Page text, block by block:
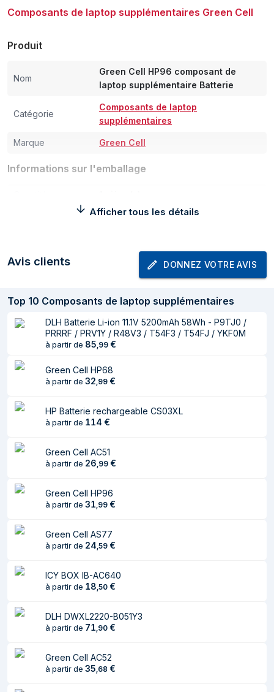
Composants de laptop supplémentaires Green Cell
Produit
Nom
Green Cell HP96 composant de
laptop supplémentaire Batterie
Catégorie
Composants de laptop
supplémentaires
Marque Green Cell
Informations sur l'emballage
Compatibilité de
Compatibilité ProBook 450 G3 455 G3 470 G3
Couleur du produit Noir
Certification CE
Batterie
Technologie
batterie
batterie
Tension des piles
Nombre de cellules
de batterie
4
Durabilité
durabilité
Afficher tous les détails
Avis clients DONNEZ VOTRE AVIS
Top 10 Composants de laptop supplémentaires
DLH Batterie Li-ion 11.1V 5200mAh 58Wh - P9TJ0 /
PRRRF / PRV1Y / R48V3 / T54F3 / T54FJ / YKF0M
à partir de 85 99 €
Green Cell HP68
à partir de 32 99 €
HP Batterie rechargeable CS03XL
à partir de 114 €
Green Cell AC51
à partir de 26 99 €
Green Cell HP96
à partir de 31 99 €
Green Cell AS77
à partir de 24 59 €
ICY BOX IB-AC640
à partir de 18 50 €
DLH DWXL2220-B051Y3
à partir de 71 90 €
Green Cell AC52
à partir de 35 68 €